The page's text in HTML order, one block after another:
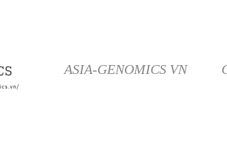
ASIA-GENOMICS VN